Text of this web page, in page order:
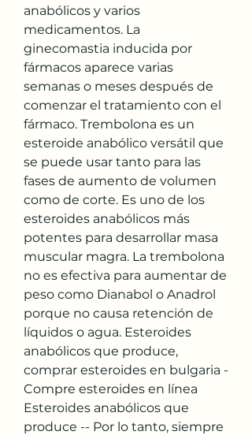
anabólicos y varios
medicamentos. La
ginecomastia inducida por
fármacos aparece varias
semanas o meses después de
comenzar el tratamiento con el
fármaco. Trembolona es un
esteroide anabólico versátil que
se puede usar tanto para las
fases de aumento de volumen
como de corte. Es uno de los
esteroides anabólicos más
potentes para desarrollar masa
muscular magra. La trembolona
no es efectiva para aumentar de
peso como Dianabol o Anadrol
porque no causa retención de
líquidos o agua. Esteroides
anabólicos que produce,
comprar esteroides en bulgaria -
Compre esteroides en línea
Esteroides anabólicos que
produce -- Por lo tanto, siempre